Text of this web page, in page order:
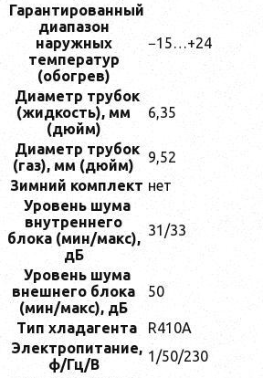
Гарантированный
диапазон
наружных
температур
(обогрев)
−15…+24
Диаметр трубок
(жидкость), мм
(дюйм)
6,35
Диаметр трубок
(газ), мм (дюйм)
9,52
Зимний комплект нет
Уровень шума
внутреннего
блока (мин/макс),
дБ
31/33
Уровень шума
внешнего блока
(мин/макс), дБ
50
Тип хладагента
R410A
Электропитание,
ф/Гц/В
1/50/230